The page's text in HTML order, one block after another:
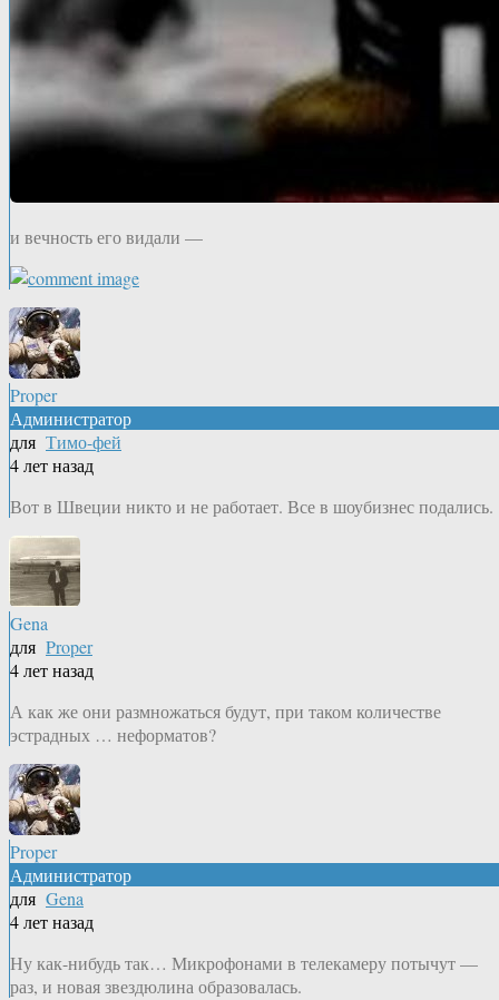
и вечность его видали —
Proper
Администратор
для Тимо-фей
4 лет назад
Вот в Швеции никто и не работает. Все в шоубизнес подались.
Gena
для Proper
4 лет назад
А как же они размножаться будут, при таком количестве
эстрадных … неформатов?
Proper
Администратор
для Gena
4 лет назад
Ну как-нибудь так… Микрофонами в телекамеру потычут —
раз, и новая звездюлина образовалась.